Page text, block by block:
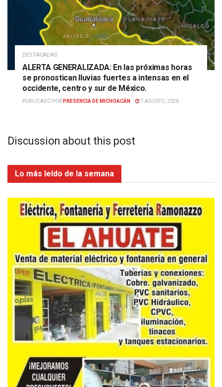
DESTACADAS
ALERTA GENERALIZADA: En las próximas horas
se pronostican lluvias fuertes a intensas en el
occidente, centro y sur de México.
PUBLICADO POR PRESENCIA DE MICHOACÁN 7 AGOSTO, 2026
Discussion about this post
Lo más leído de la semana